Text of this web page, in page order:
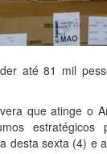
até 81 mil
que atinge o
desta sexta (4) e